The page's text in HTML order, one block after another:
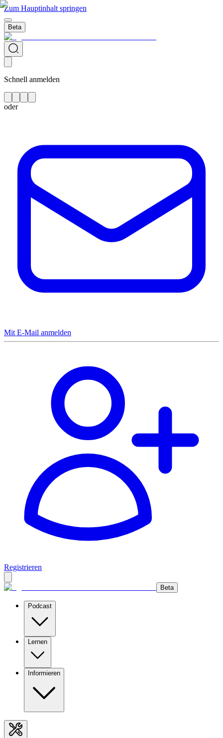
Zum Hauptinhalt springen
Beta
Schnell anmelden
oder
Mit E-Mail anmelden
Registrieren
Beta
Podcast
Lernen
Informieren